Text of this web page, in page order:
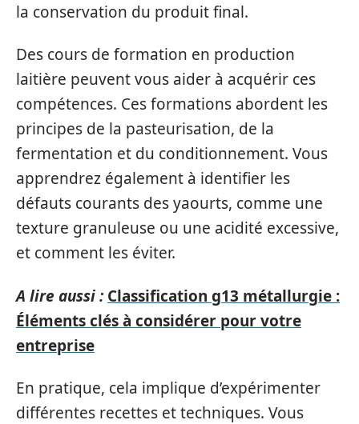
la conservation du produit final.
Des cours de formation en production
laitière peuvent vous aider à acquérir ces
compétences. Ces formations abordent les
principes de la pasteurisation, de la
fermentation et du conditionnement. Vous
apprendrez également à identifier les
défauts courants des yaourts, comme une
texture granuleuse ou une acidité excessive,
et comment les éviter.
A lire aussi : Classification g13 métallurgie :
Éléments clés à considérer pour votre
entreprise
En pratique, cela implique d’expérimenter
différentes recettes et techniques. Vous